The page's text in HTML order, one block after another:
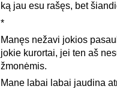
ką jau esu rašęs, bet
*
Manęs nežavi jokios
jokie kurortai, jei ten aš
žmonėmis.
Mane labai labai jaudina